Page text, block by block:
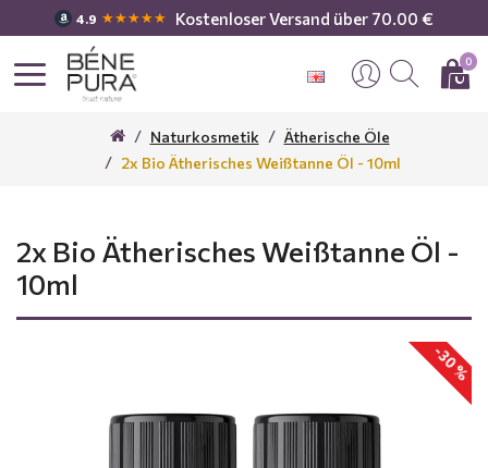
4.9 ★★★★★ Kostenloser Versand über 70.00 €
0
Naturkosmetik
Ätherische Öle
2x Bio Ätherisches Weißtanne Öl - 10ml
2x Bio Ätherisches Weißtanne Öl -
10ml
-30 %